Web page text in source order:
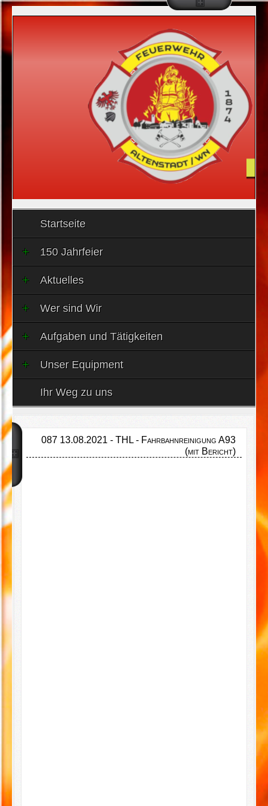
Startseite
150 Jahrfeier
Aktuelles
Wer sind Wir
Aufgaben und Tätigkeiten
Unser Equipment
Ihr Weg zu uns
087 13.08.2021 - THL - Fahrbahnreinigung A93
(mit Bericht)